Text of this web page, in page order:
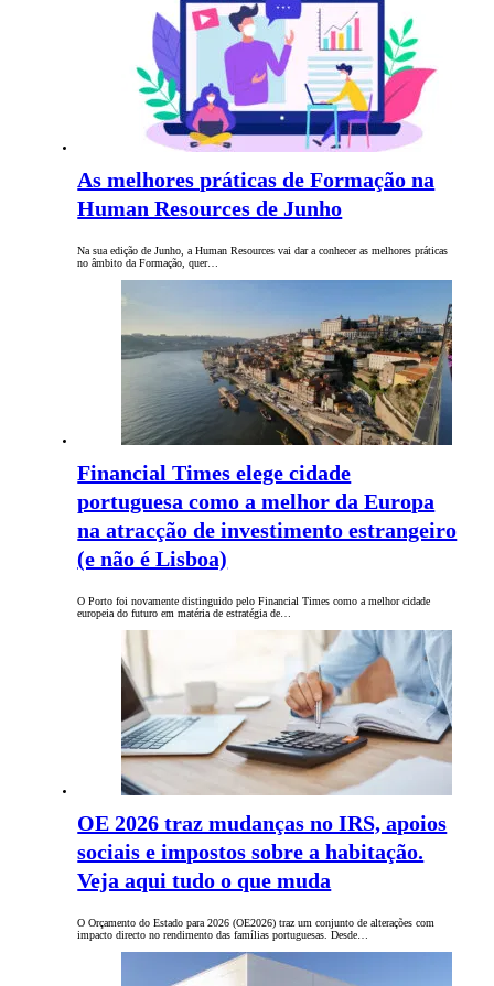
As melhores práticas de Formação na
Human Resources de Junho
Na sua edição de Junho, a Human Resources vai dar a conhecer as melhores práticas
no âmbito da Formação, quer…
Financial Times elege cidade
portuguesa como a melhor da Europa
na atracção de investimento estrangeiro
(e não é Lisboa)
O Porto foi novamente distinguido pelo Financial Times como a melhor cidade
europeia do futuro em matéria de estratégia de…
OE 2026 traz mudanças no IRS, apoios
sociais e impostos sobre a habitação.
Veja aqui tudo o que muda
O Orçamento do Estado para 2026 (OE2026) traz um conjunto de alterações com
impacto directo no rendimento das famílias portuguesas. Desde…